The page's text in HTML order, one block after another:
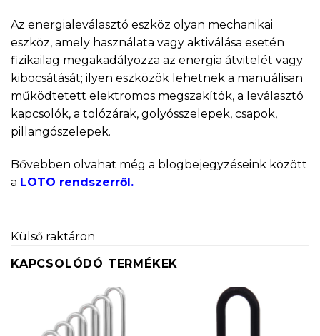
Az energialeválasztó eszköz olyan mechanikai
eszköz, amely használata vagy aktiválása esetén
fizikailag megakadályozza az energia átvitelét vagy
kibocsátását; ilyen eszközök lehetnek a manuálisan
működtetett elektromos megszakítók, a leválasztó
kapcsolók, a tolózárak, golyósszelepek, csapok,
pillangószelepek.
Bővebben olvahat még a blogbejegyzéseink között
a LOTO rendszerről.
Külső raktáron
KAPCSOLÓDÓ TERMÉKEK